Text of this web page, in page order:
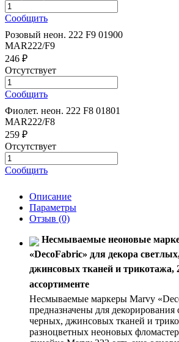
Сообщить
Розовый неон. 222 F9 01900
MAR222/F9
246 ₽
Отсутствует
Сообщить
Фиолет. неон. 222 F8 01801
MAR222/F8
259 ₽
Отсутствует
Сообщить
Описание
Параметры
Отзыв (0)
Несмываемые неоновые
«DecoFabric» для декора
джинсовых тканей и трикотажа,
ассортименте
Несмываемые маркеры Marvy
предназначены для
черных, джинсовых тканей и
разноцветных неоновых